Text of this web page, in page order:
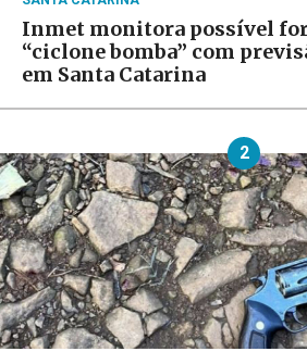
Inmet monitora possível
“ciclone bomba” com
em Santa Catarina
2